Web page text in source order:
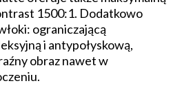
1500:1. Dodatkowo
ograniczającą
i antypołyskową,
obraz nawet w